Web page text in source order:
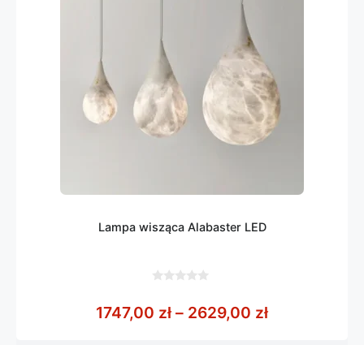
Lampa wisząca Alabaster LED
5
1747,00 zł – 2629,00 złZakres cen: